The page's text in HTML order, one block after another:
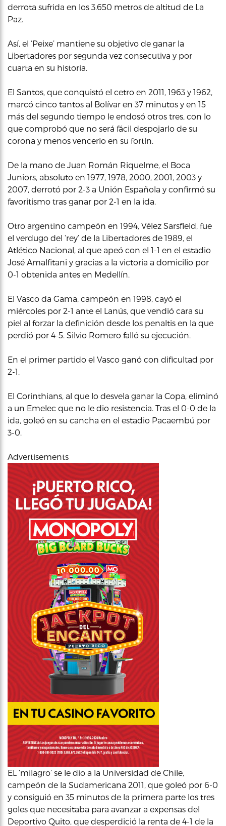
derrota sufrida en los 3.650 metros de altitud de La
Paz.
Así, el ‘Peixe’ mantiene su objetivo de ganar la
Libertadores por segunda vez consecutiva y por
cuarta en su historia.
El Santos, que conquistó el cetro en 2011, 1963 y 1962,
marcó cinco tantos al Bolívar en 37 minutos y en 15
más del segundo tiempo le endosó otros tres, con lo
que comprobó que no será fácil despojarlo de su
corona y menos vencerlo en su fortín.
De la mano de Juan Román Riquelme, el Boca
Juniors, absoluto en 1977, 1978, 2000, 2001, 2003 y
2007, derrotó por 2-3 a Unión Española y confirmó su
favoritismo tras ganar por 2-1 en la ida.
Otro argentino campeón en 1994, Vélez Sarsfield, fue
el verdugo del ‘rey’ de la Libertadores de 1989, el
Atlético Nacional, al que apeó con el 1-1 en el estadio
José Amalfitani y gracias a la victoria a domicilio por
0-1 obtenida antes en Medellín.
El Vasco da Gama, campeón en 1998, cayó el
miércoles por 2-1 ante el Lanús, que vendió cara su
piel al forzar la definición desde los penaltis en la que
perdió por 4-5. Silvio Romero falló su ejecución.
En el primer partido el Vasco ganó con dificultad por
2-1.
El Corinthians, al que lo desvela ganar la Copa, eliminó
a un Emelec que no le dio resistencia. Tras el 0-0 de la
ida, goleó en su cancha en el estadio Pacaembú por
3-0.
Advertisements
EL ‘milagro’ se le dio a la Universidad de Chile,
campeón de la Sudamericana 2011, que goleó por 6-0
y consiguió en 35 minutos de la primera parte los tres
goles que necesitaba para avanzar a expensas del
Deportivo Quito, que desperdició la renta de 4-1 de la